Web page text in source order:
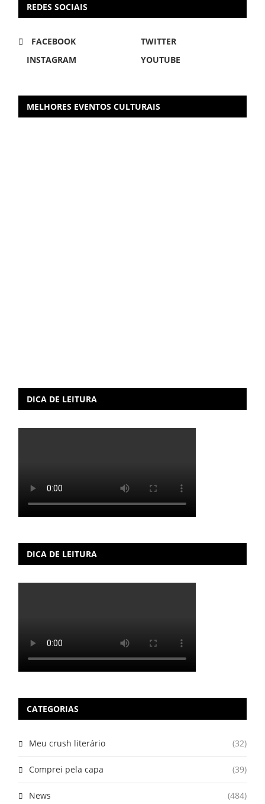
REDES SOCIAIS
FACEBOOK
TWITTER
INSTAGRAM
YOUTUBE
MELHORES EVENTOS CULTURAIS
DICA DE LEITURA
DICA DE LEITURA
CATEGORIAS
Meu crush literário (32)
Comprei pela capa (39)
News (484)